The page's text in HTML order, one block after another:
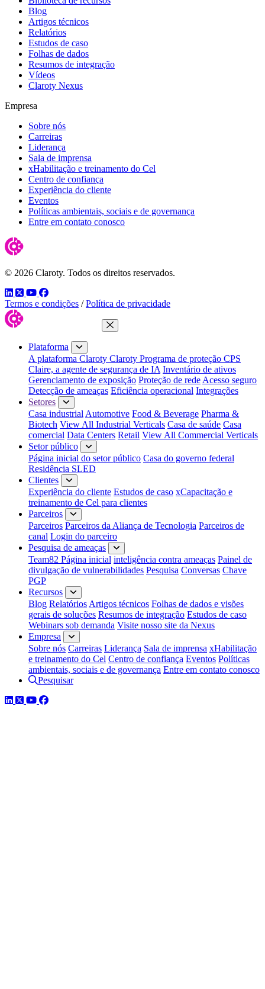
Blog
Artigos técnicos
Relatórios
Estudos de caso
Folhas de dados
Resumos de integração
Vídeos
Claroty Nexus
Empresa
Sobre nós
Carreiras
Liderança
Sala de imprensa
xHabilitação e treinamento do Cel
Centro de confiança
Experiência do cliente
Eventos
Políticas ambientais, sociais e de governança
Entre em contato conosco
© 2026 Claroty. Todos os direitos reservados.
LinkedIn
TwitterYouTube
Facebook
Termos e condições / Política de privacidade
Fechar menu
Plataforma
A plataforma Claroty Claroty Programa de proteção CPS
Claire, a agente de segurança de IA Inventário de ativos
Gerenciamento de exposição Proteção de rede Acesso seguro
Detecção de ameaças Eficiência operacional Integrações
Setores
Casa industrial Automotive Food & Beverage Pharma &
Biotech View All Industrial Verticals Casa de saúde Casa
comercial Data Centers Retail View All Commercial Verticals
Setor público
Página inicial do setor público Casa do governo federal
Residência SLED
Clientes
Experiência do cliente Estudos de caso xCapacitação e
treinamento de Cel para clientes
Parceiros
Parceiros Parceiros da Aliança de Tecnologia Parceiros de
canal Login do parceiro
Pesquisa de ameaças
Team82 Página inicial inteligência contra ameaças Painel de
divulgação de vulnerabilidades Pesquisa Conversas Chave
PGP
Recursos
Blog Relatórios Artigos técnicos Folhas de dados e visões
gerais de soluções Resumos de integração Estudos de caso
Webinars sob demanda Visite nosso site da Nexus
Empresa
Sobre nós Carreiras Liderança Sala de imprensa xHabilitação
e treinamento do Cel Centro de confiança Eventos Políticas
ambientais, sociais e de governança Entre em contato conosco
Pesquisar
LinkedIn
TwitterYouTube
Facebook